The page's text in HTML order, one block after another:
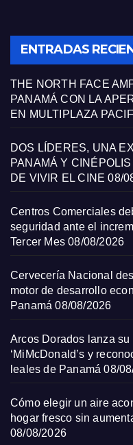
ENTRADAS
THE NORTH FACE
PANAMÁ CON LA
EN MULTIPLAZA
DOS LÍDERES, UNA
PANAMÁ Y
DE VIVIR EL CINE 08/
Centros Comerciales
seguridad ante el
Tercer Mes 08/08/2026
Cervecería Nacional
motor de desarrollo
Panamá 08/08/2026
Arcos Dorados lanza su
‘MiMcDonald’s y
leales de Panamá 08/
Cómo elegir un aire
hogar fresco sin
08/08/2026